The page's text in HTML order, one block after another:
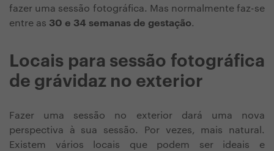
fazer uma sessão fotográfica. Mas normalmente faz-se
entre as 30 e 34 semanas de gestação.
Locais para sessão fotográfica
de grávidaz no exterior
Fazer uma sessão no exterior dará uma nova
perspectiva à sua sessão. Por vezes, mais natural.
Existem vários locais que podem ser ideais e